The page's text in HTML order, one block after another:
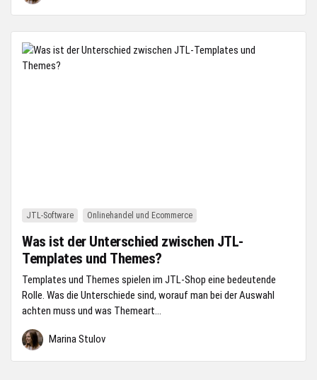
JTL-Software Onlinehandel und Ecommerce
Was ist der Unterschied zwischen JTL-
Templates und Themes?
Templates und Themes spielen im JTL-Shop eine bedeutende
Rolle. Was die Unterschiede sind, worauf man bei der Auswahl
achten muss und was Themeart...
Marina Stulov